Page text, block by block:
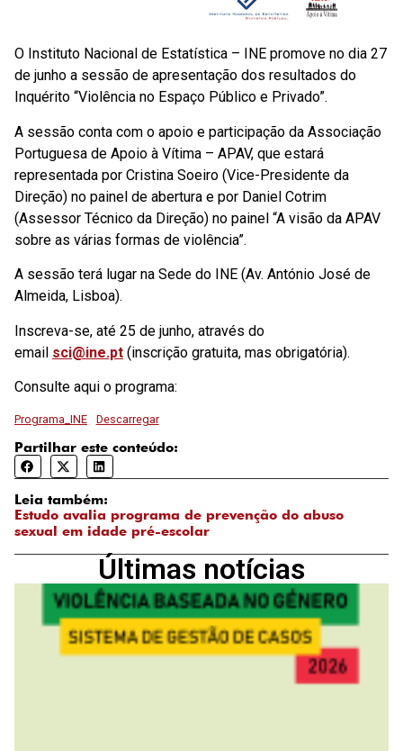
O Instituto Nacional de Estatística – INE promove no dia 27
de junho a sessão de apresentação dos resultados do
Inquérito “Violência no Espaço Público e Privado”.
A sessão conta com o apoio e participação da Associação
Portuguesa de Apoio à Vítima – APAV, que estará
representada por Cristina Soeiro (Vice-Presidente da
Direção) no painel de abertura e por Daniel Cotrim
(Assessor Técnico da Direção) no painel “A visão da APAV
sobre as várias formas de violência”.
A sessão terá lugar na Sede do INE (Av. António José de
Almeida, Lisboa).
Inscreva-se, até 25 de junho, através do
email sci@ine.pt (inscrição gratuita, mas obrigatória).
Consulte aqui o programa:
Programa_INE Descarregar
Partilhar este conteúdo:
Leia também:
Estudo avalia programa de prevenção do abuso
sexual em idade pré-escolar
Últimas notícias